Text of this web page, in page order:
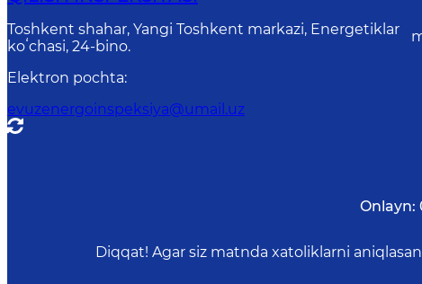
Toshkent shahar, Yangi Toshkent markazi, Energetiklar
koʻchasi, 24-bino.
Elektron pochta:
evuzenergoinspeksiya@umail.uz
Onlayn:
Diqqat! Agar siz matnda xatoliklarni